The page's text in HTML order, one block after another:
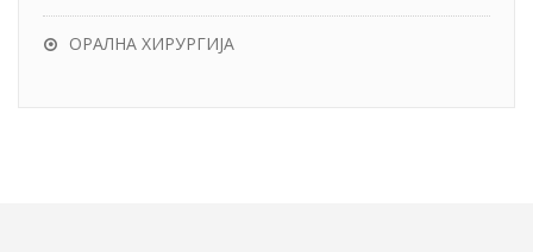
ОРАЛНА ХИРУРГИЈА